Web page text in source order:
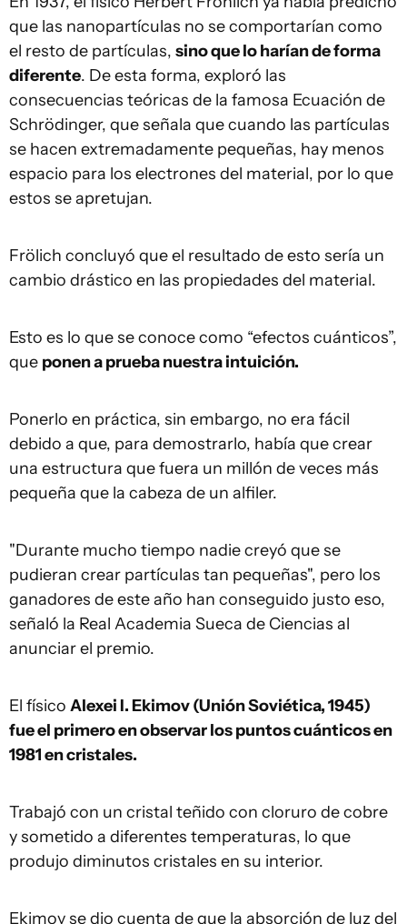
que las nanopartículas no se comportarían como
el resto de partículas, sino que lo harían de forma
diferente. De esta forma, exploró las
consecuencias teóricas de la famosa Ecuación de
Schrödinger, que señala que cuando las partículas
se hacen extremadamente pequeñas, hay menos
espacio para los electrones del material, por lo que
estos se apretujan.
Frölich concluyó que el resultado de esto sería un
cambio drástico en las propiedades del material.
Esto es lo que se conoce como “efectos cuánticos”,
que ponen a prueba nuestra intuición.
Ponerlo en práctica, sin embargo, no era fácil
debido a que, para demostrarlo, había que crear
una estructura que fuera un millón de veces más
pequeña que la cabeza de un alfiler.
"Durante mucho tiempo nadie creyó que se
pudieran crear partículas tan pequeñas", pero los
ganadores de este año han conseguido justo eso,
señaló la Real Academia Sueca de Ciencias al
anunciar el premio.
El físico Alexei I. Ekimov (Unión Soviética, 1945)
fue el primero en observar los puntos cuánticos en
1981 en cristales.
Trabajó con un cristal teñido con cloruro de cobre
y sometido a diferentes temperaturas, lo que
produjo diminutos cristales en su interior.
Ekimov se dio cuenta de que la absorción de luz del